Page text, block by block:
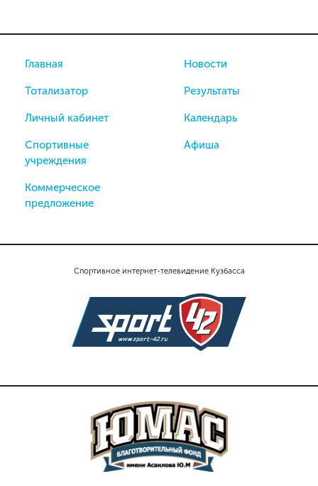
Спортивное интернет-телевидение Кузбасса
Главная
Тотализатор
Личный кабинет
Спортивные
учреждения
Коммерческое
предложение
Новости
Результаты
Календарь
Афиша